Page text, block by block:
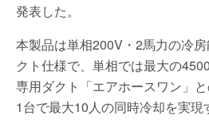
発表した。
本製品は単相200V・2馬力の冷
クト仕様で、単相では最大の
専用ダクト「エアホースワン」と
1台で最大10人の同時冷却を実現